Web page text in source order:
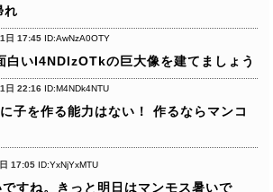
れ
日 17:45 ID:AwNzA0OTY
白いI4NDIzOTkの巨大像を建てましょう
日 22:16 ID:M4NDk4NTU
子を作る能力はない！
作るならマンコ
17:05 ID:YxNjYxMTU
すね。きっと明日はマンモス暑いで